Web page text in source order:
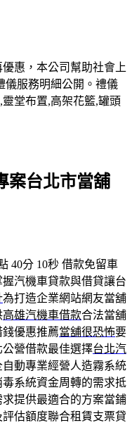
惠，本公司幫助社會上
儀服務明細公開。禮儀
堂布置,高架花籃,罐頭
案台北市當舖
40分 10秒 借款免留車
握汽機車貸款與借貸讓台
為打造企業網站網友當舖
高雄汽機車借款合法當舖
優惠推薦當舖很恐怖要
營借款最佳選擇台北汽
動專業經營人造霧系統
系統資金周轉的需求抵
提供最適合的方案當鋪
評估額度聯合租賃支票貸